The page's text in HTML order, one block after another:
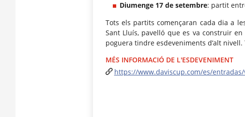
Diumenge 17 de setembre: partit
Tots els partits començaran cada dia a
Sant Lluís, pavelló que es va construir
poguera tindre esdeveniments d’alt
MÉS INFORMACIÓ DE L'ESDEVENIMENT
https://www.daviscup.com/es/